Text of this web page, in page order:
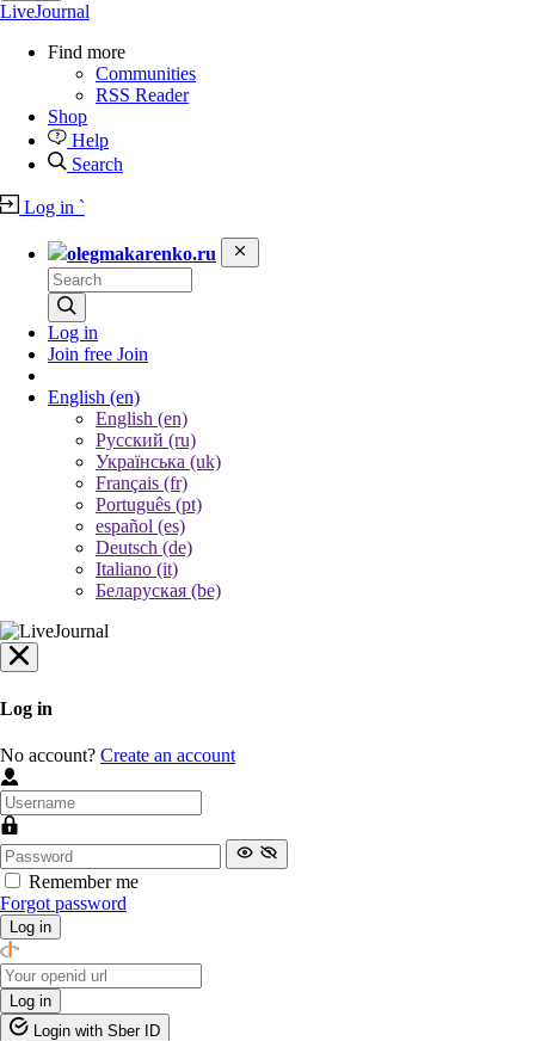
LiveJournal
Find more
Communities
RSS Reader
Shop
Help
Search
Log in `
olegmakarenko.ru
Log in
Join free Join
English (en)
English (en)
Русский (ru)
Українська (uk)
Français (fr)
Português (pt)
español (es)
Deutsch (de)
Italiano (it)
Беларуская (be)
Log in
No account? Create an account
Remember me
Forgot password
Log in
Log in
Login with Sber ID